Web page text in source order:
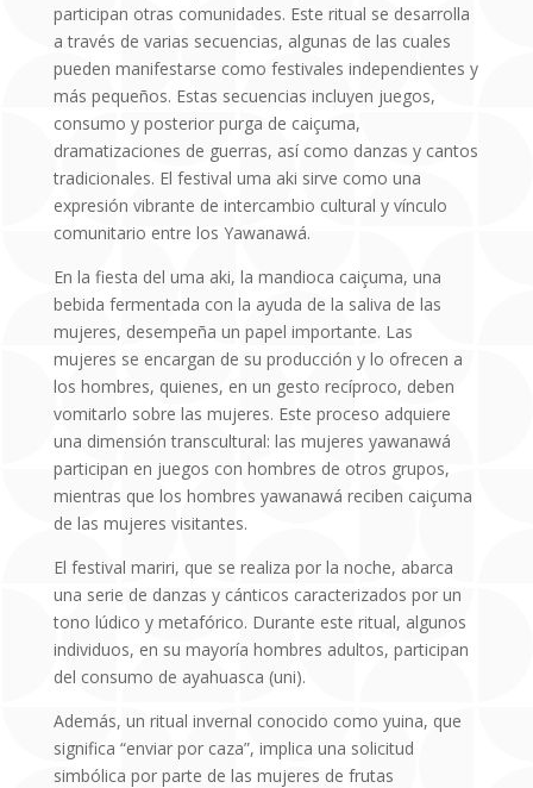
participan otras comunidades. Este ritual se desarrolla
a través de varias secuencias, algunas de las cuales
pueden manifestarse como festivales independientes y
más pequeños. Estas secuencias incluyen juegos,
consumo y posterior purga de caiçuma,
dramatizaciones de guerras, así como danzas y cantos
tradicionales. El festival uma aki sirve como una
expresión vibrante de intercambio cultural y vínculo
comunitario entre los Yawanawá.
En la fiesta del uma aki, la mandioca caiçuma, una
bebida fermentada con la ayuda de la saliva de las
mujeres, desempeña un papel importante. Las
mujeres se encargan de su producción y lo ofrecen a
los hombres, quienes, en un gesto recíproco, deben
vomitarlo sobre las mujeres. Este proceso adquiere
una dimensión transcultural: las mujeres yawanawá
participan en juegos con hombres de otros grupos,
mientras que los hombres yawanawá reciben caiçuma
de las mujeres visitantes.
El festival mariri, que se realiza por la noche, abarca
una serie de danzas y cánticos caracterizados por un
tono lúdico y metafórico. Durante este ritual, algunos
individuos, en su mayoría hombres adultos, participan
del consumo de ayahuasca (uni).
Además, un ritual invernal conocido como yuina, que
significa “enviar por caza”, implica una solicitud
simbólica por parte de las mujeres de frutas